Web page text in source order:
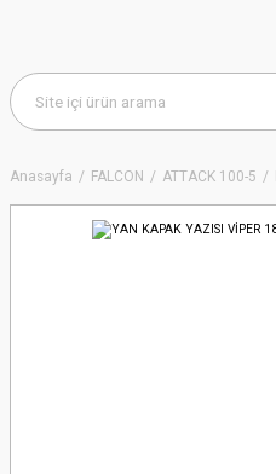
Anasayfa FALCON ATTACK 100-5